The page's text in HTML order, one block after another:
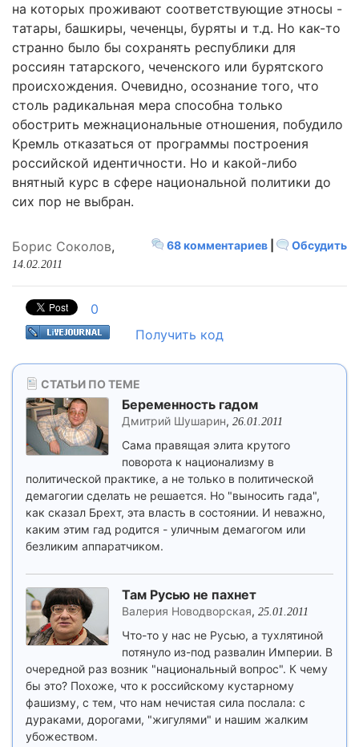
на которых проживают соответствующие этносы -
татары, башкиры, чеченцы, буряты и т.д. Но как-то
странно было бы сохранять республики для
россиян татарского, чеченского или бурятского
происхождения. Очевидно, осознание того, что
столь радикальная мера способна только
обострить межнациональные отношения, побудило
Кремль отказаться от программы построения
российской идентичности. Но и какой-либо
внятный курс в сфере национальной политики до
сих пор не выбран.
68 комментариев Обсудить
Борис Соколов,
14.02.2011
0
Получить код
СТАТЬИ ПО ТЕМЕ
Беременность гадом
Дмитрий Шушарин, 26.01.2011
Сама правящая элита крутого
поворота к национализму в
политической практике, а не только в политической
демагогии сделать не решается. Но "выносить гада",
как сказал Брехт, эта власть в состоянии. И неважно,
каким этим гад родится - уличным демагогом или
безликим аппаратчиком.
Там Русью не пахнет
Валерия Новодворская, 25.01.2011
Что-то у нас не Русью, а тухлятиной
потянуло из-под развалин Империи. В
очередной раз возник "национальный вопрос". К чему
бы это? Похоже, что к российскому кустарному
фашизму, с тем, что нам нечистая сила послала: с
дураками, дорогами, "жигулями" и нашим жалким
убожеством.